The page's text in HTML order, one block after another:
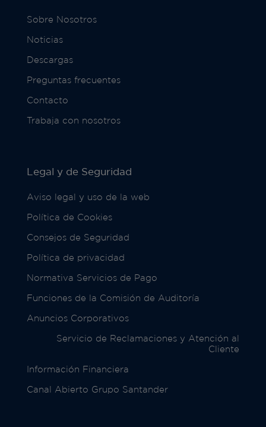
Sobre Nosotros
Noticias
Descargas
Preguntas frecuentes
Contacto
Trabaja con nosotros
Legal y de Seguridad
Aviso legal y uso de la web
Política de Cookies
Consejos de Seguridad
Política de privacidad
Normativa Servicios de Pago
Funciones de la Comisión de Auditoría
Anuncios Corporativos
Servicio de Reclamaciones y Atención al
Cliente
Información Financiera
Canal Abierto Grupo Santander